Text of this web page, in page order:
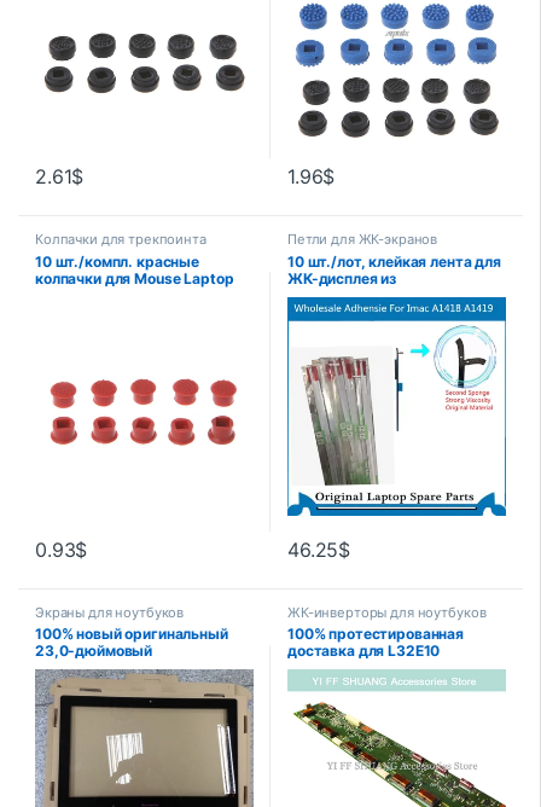
2.61$ 1.96$
Колпачки для трекпоинта
10 шт./компл. красные
колпачки для Mouse Laptop
0.93$
Петли для ЖК-экранов
10 шт./лот, клейкая лента для
ЖК-дисплея из
оригинального материала для
iMac A1419 A1418, наклейка,
дюймов, 2012-2017 лет
46.25$
Экраны для ноутбуков
100% новый оригинальный
23,0-дюймовый
универсальный внешний
стеклянный экран для
lenovoe B520 B520E B520R2
B540 B545 B540P передняя
рамка стекло
ЖК-инверторы для ноутбуков
100% протестированная
доставка для L32E10
TV3203-ZC02-02 A
303203c3062, запасная
плата инвертора подсветки